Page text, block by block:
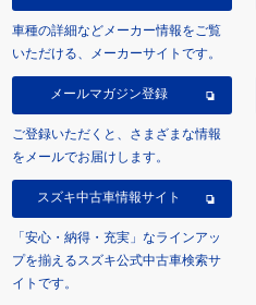
車種の詳細などメーカー情報をご覧
いただける、メーカーサイトです。
メールマガジン登録
ご登録いただくと、さまざまな情報
をメールでお届けします。
スズキ中古車情報サイト
「安心・納得・充実」なラインアッ
プを揃えるスズキ公式中古車検索サ
イトです。